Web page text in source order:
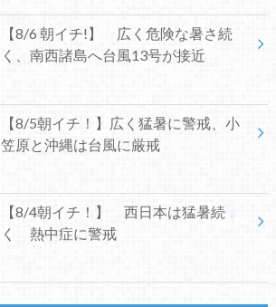
【8/6 朝イチ!】 広く危険な暑さ続
く、南西諸島へ台風13号が接近
【8/5朝イチ！】広く猛暑に警戒、小
笠原と沖縄は台風に厳戒
【8/4朝イチ！】 西日本は猛暑続
く 熱中症に警戒